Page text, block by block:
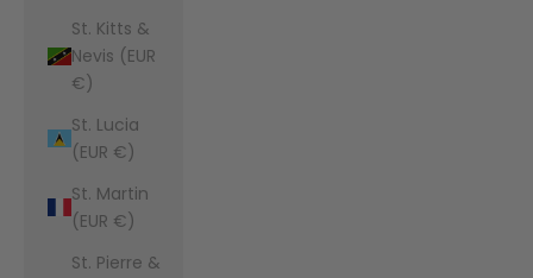
St. Kitts &
Nevis (EUR
€)
St. Lucia
(EUR €)
St. Martin
(EUR €)
St. Pierre &